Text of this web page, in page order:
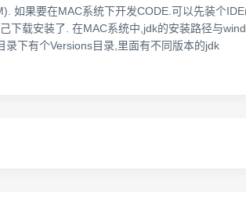
如果要在MAC系统下开发CODE.可以先装个
下载安装了. 在MAC系统中,jdk的安装路径与
下有个Versions目录,里面有不同版本的jdk